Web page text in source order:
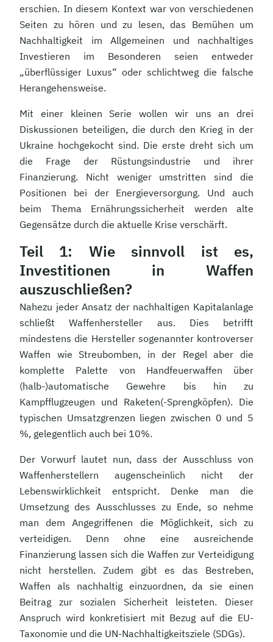
erschien. In diesem Kontext war von verschiedenen
Seiten zu hören und zu lesen, das Bemühen um
Nachhaltigkeit im Allgemeinen und nachhaltiges
Investieren im Besonderen seien entweder
„überflüssiger Luxus“ oder schlichtweg die falsche
Herangehensweise.
Mit einer kleinen Serie wollen wir uns an drei
Diskussionen beteiligen, die durch den Krieg in der
Ukraine hochgekocht sind. Die erste dreht sich um
die Frage der Rüstungsindustrie und ihrer
Finanzierung. Nicht weniger umstritten sind die
Positionen bei der Energieversorgung. Und auch
beim Thema Ernährungssicherheit werden alte
Gegensätze durch die aktuelle Krise verschärft.
Teil 1: Wie sinnvoll ist es,
Investitionen in Waffen
auszuschließen?
Nahezu jeder Ansatz der nachhaltigen Kapitalanlage
schließt Waffenhersteller aus. Dies betrifft
mindestens die Hersteller sogenannter kontroverser
Waffen wie Streubomben, in der Regel aber die
komplette Palette von Handfeuerwaffen über
(halb-)automatische Gewehre bis hin zu
Kampfflugzeugen und Raketen(-Sprengköpfen). Die
typischen Umsatzgrenzen liegen zwischen 0 und 5
%, gelegentlich auch bei 10%.
Der Vorwurf lautet nun, dass der Ausschluss von
Waffenherstellern augenscheinlich nicht der
Lebenswirklichkeit entspricht. Denke man die
Umsetzung des Ausschlusses zu Ende, so nehme
man dem Angegriffenen die Möglichkeit, sich zu
verteidigen. Denn ohne eine ausreichende
Finanzierung lassen sich die Waffen zur Verteidigung
nicht herstellen. Zudem gibt es das Bestreben,
Waffen als nachhaltig einzuordnen, da sie einen
Beitrag zur sozialen Sicherheit leisteten. Dieser
Anspruch wird konkretisiert mit Bezug auf die EU-
Taxonomie und die UN-Nachhaltigkeitsziele (SDGs).